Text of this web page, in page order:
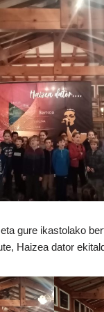
gure ikastolako
Haizea dator